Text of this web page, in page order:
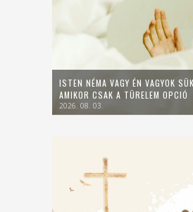
ISTEN NÉMA VAGY ÉN VAGYOK
AMIKOR CSAK A TÜRELEM OPCIÓ
2026. 08. 03.